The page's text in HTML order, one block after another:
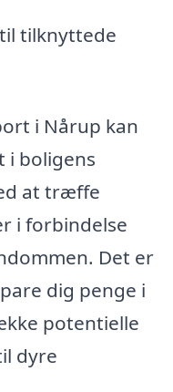
tilknyttede
i Nårup kan
i boligens
at træffe
i forbindelse
Det er
dig penge i
potentielle
dyre